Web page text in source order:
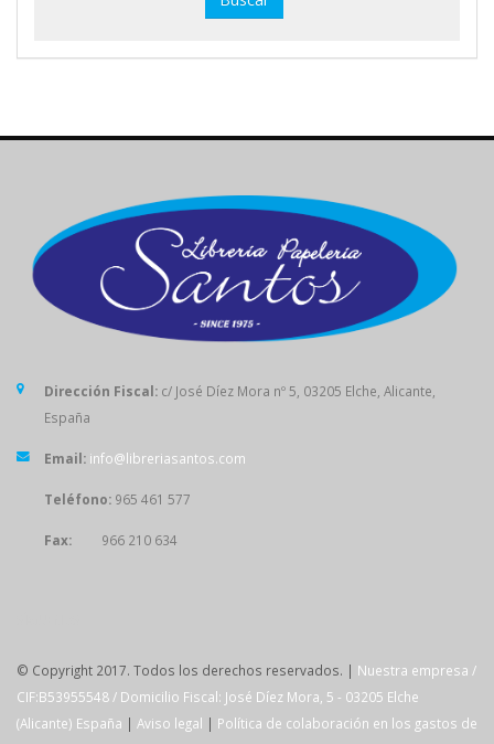
Dirección Fiscal: c/ José Díez Mora nº 5, 03205 Elche, Alicante,
España
Email: info@libreriasantos.com
Teléfono: 965 461 577
Fax: 966 210 634
© Copyright 2017. Todos los derechos reservados. | Nuestra empresa /
CIF:B53955548 / Domicilio Fiscal: José Díez Mora, 5 - 03205 Elche
(Alicante) España | Aviso legal | Política de colaboración en los gastos de